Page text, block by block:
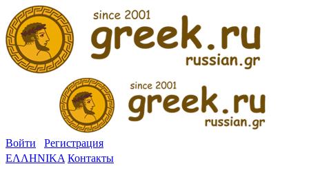
Войти
Регистрация
ΕΛΛΗΝΙΚΑ Контакты